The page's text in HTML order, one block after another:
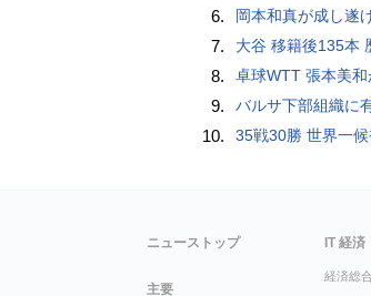
6. 岡本和真が成し遂げた“788億円男超え
7. 大谷 移籍後135本
8. 卓球WTT 張本美
9. バルサ下部組織に
10. 35戦30勝 世界一
ニューストップ
主要
IT 経済
経済総合